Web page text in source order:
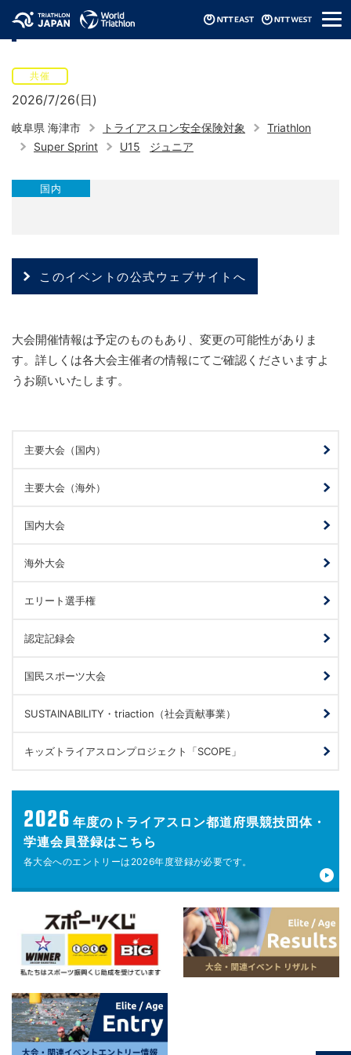
メ
ニ
全国中学生トライアスロン大会（2026）
共催
2026/7/26(日)
岐阜県 海津市 トライアスロン安全保険対象
Triathlon
Super Sprint
U15 ジュニア
国内
このイベントの公式ウェブサイトへ
大会開催情報は予定のものもあり、変更の可能性がありま
す。詳しくは各大会主催者の情報にてご確認くださいますよ
うお願いいたします。
主要大会（国内）
主要大会（海外）
国内大会
海外大会
エリート選手権
認定記録会
国民スポーツ大会
SUSTAINABILITY・triaction（社会貢献事業）
キッズトライアスロンプロジェクト「SCOPE」
2026 年度の トライアスロン都道府県競技団体・
学連会員登録はこちら
各大会へのエントリーは 2026年度登録が必要です。